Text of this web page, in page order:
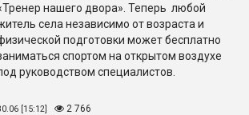
нашего двора». Теперь любой
села независимо от возраста и
подготовки может бесплатно
спортом на открытом воздухе
руководством специалистов.
[15:12] 2 766